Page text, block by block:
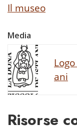
Il museo
Media
ani
Risorse